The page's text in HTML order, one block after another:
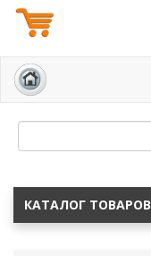
КАТАЛОГ ТОВАРОВ